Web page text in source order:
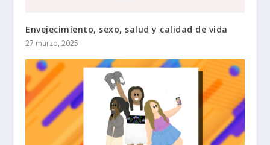
Envejecimiento, sexo, salud y calidad de vida
27 marzo, 2025